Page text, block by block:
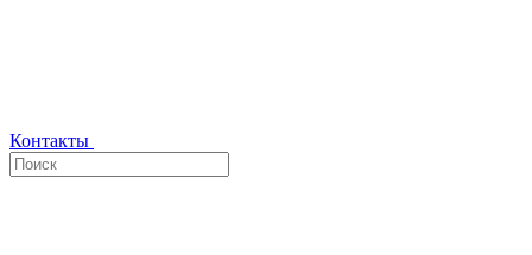
Контакты